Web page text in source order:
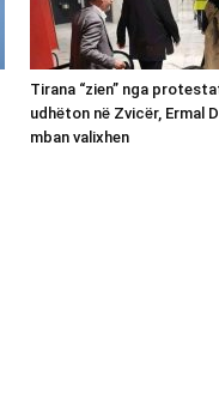
Tirana “zien” nga
udhëton në Zvicër, Ermal
mban valixhen